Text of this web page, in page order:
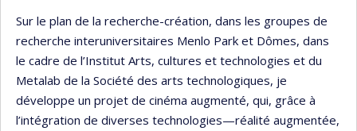
Sur le plan de la recherche-création, dans les groupes de
recherche interuniversitaires Menlo Park et Dômes, dans
le cadre de l’Institut Arts, cultures et technologies et du
Metalab de la Société des arts technologiques, je
développe un projet de cinéma augmenté, qui, grâce à
l’intégration de diverses technologies—réalité augmentée,